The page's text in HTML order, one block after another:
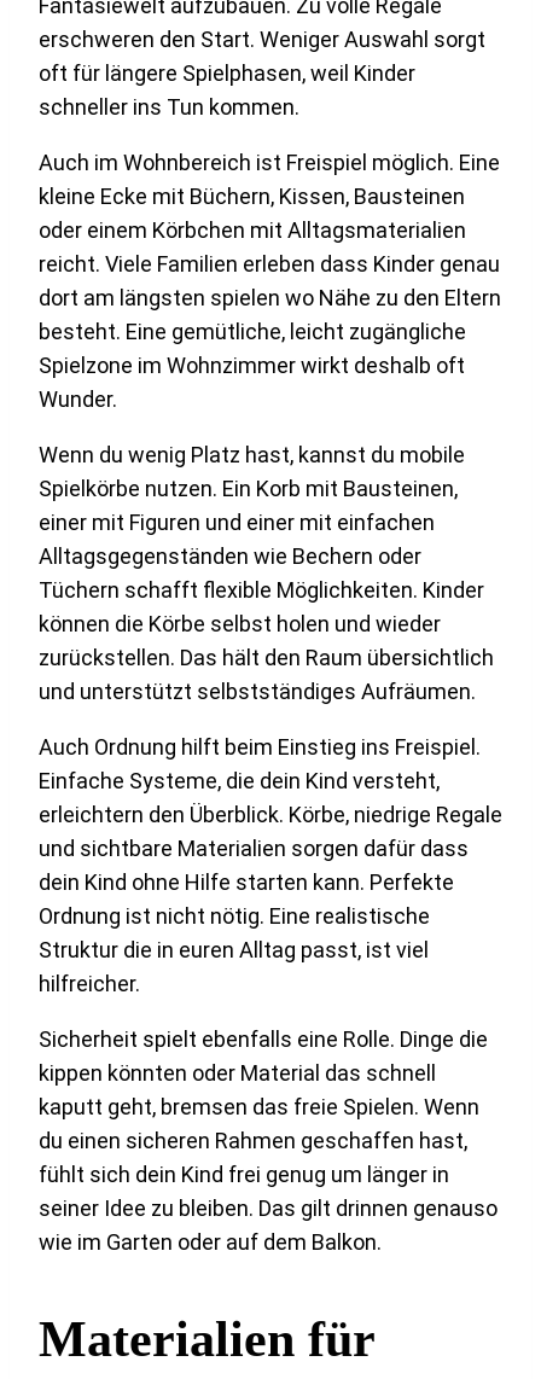
Fantasiewelt aufzubauen. Zu volle Regale
erschweren den Start. Weniger Auswahl sorgt
oft für längere Spielphasen, weil Kinder
schneller ins Tun kommen.
Auch im Wohnbereich ist Freispiel möglich. Eine
kleine Ecke mit Büchern, Kissen, Bausteinen
oder einem Körbchen mit Alltagsmaterialien
reicht. Viele Familien erleben dass Kinder genau
dort am längsten spielen wo Nähe zu den Eltern
besteht. Eine gemütliche, leicht zugängliche
Spielzone im Wohnzimmer wirkt deshalb oft
Wunder.
Wenn du wenig Platz hast, kannst du mobile
Spielkörbe nutzen. Ein Korb mit Bausteinen,
einer mit Figuren und einer mit einfachen
Alltagsgegenständen wie Bechern oder
Tüchern schafft flexible Möglichkeiten. Kinder
können die Körbe selbst holen und wieder
zurückstellen. Das hält den Raum übersichtlich
und unterstützt selbstständiges Aufräumen.
Auch Ordnung hilft beim Einstieg ins Freispiel.
Einfache Systeme, die dein Kind versteht,
erleichtern den Überblick. Körbe, niedrige Regale
und sichtbare Materialien sorgen dafür dass
dein Kind ohne Hilfe starten kann. Perfekte
Ordnung ist nicht nötig. Eine realistische
Struktur die in euren Alltag passt, ist viel
hilfreicher.
Sicherheit spielt ebenfalls eine Rolle. Dinge die
kippen könnten oder Material das schnell
kaputt geht, bremsen das freie Spielen. Wenn
du einen sicheren Rahmen geschaffen hast,
fühlt sich dein Kind frei genug um länger in
seiner Idee zu bleiben. Das gilt drinnen genauso
wie im Garten oder auf dem Balkon.
Materialien für